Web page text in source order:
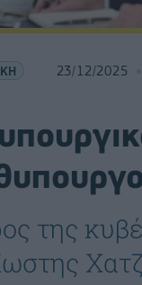
23/12/2025
της